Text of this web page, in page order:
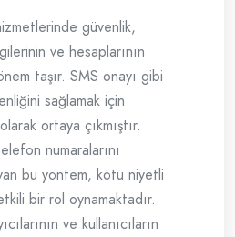
güvenlik,
ve hesaplarının
taşır. SMS onayı gibi
sağlamak için
ortaya çıkmıştır.
numaralarını
bu yöntem, kötü niyetli
bir rol oynamaktadır.
ve kullanıcıların